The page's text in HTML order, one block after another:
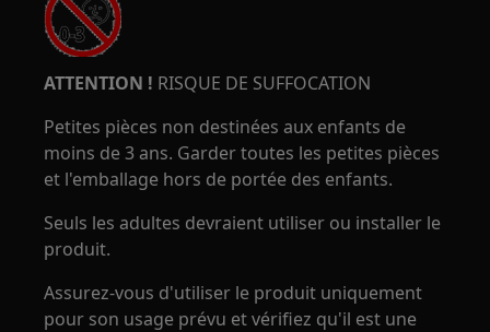
ATTENTION ! RISQUE DE SUFFOCATION
Petites pièces non destinées aux enfants de
moins de 3 ans. Garder toutes les petites pièces
et l'emballage hors de portée des enfants.
Seuls les adultes devraient utiliser ou installer le
produit.
Assurez-vous d'utiliser le produit uniquement
pour son usage prévu et vérifiez qu'il est une